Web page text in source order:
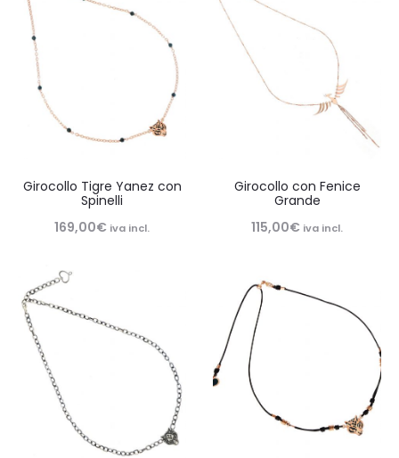
Girocollo Tigre Yanez con
Spinelli
169,00€ iva incl.
Girocollo con Fenice
Grande
115,00€ iva incl.